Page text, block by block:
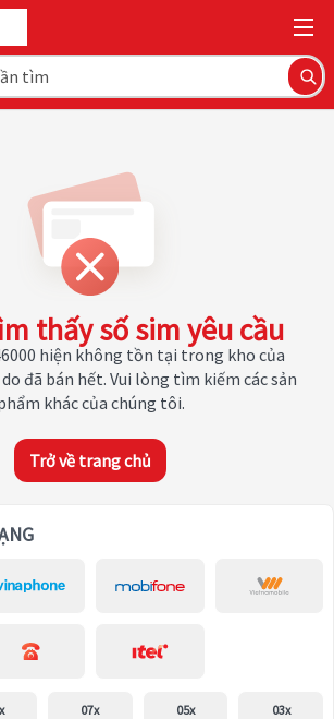
thấy số sim yêu cầu
hiện không tồn tại trong kho của
đã bán hết. Vui lòng tìm kiếm các sản
khác của chúng tôi.
Trở về trang chủ
07x 05x 03x